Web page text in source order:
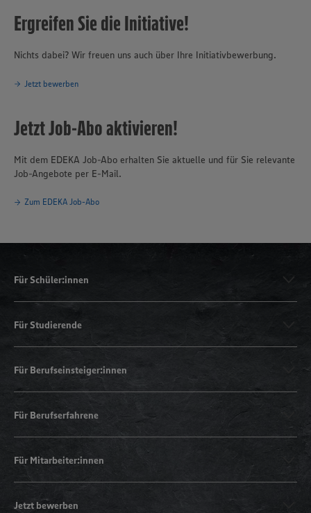
Ergreifen Sie die Initiative!
Nichts dabei? Wir freuen uns auch über Ihre Initiativbewerbung.
Jetzt bewerben
Jetzt Job-Abo aktivieren!
Mit dem EDEKA Job-Abo erhalten Sie aktuelle und für Sie relevante
Job-Angebote per E-Mail.
Zum EDEKA Job-Abo
Für Schüler:innen
Für Studierende
Für Berufseinsteiger:innen
Für Berufserfahrene
Für Mitarbeiter:innen
Jetzt bewerben